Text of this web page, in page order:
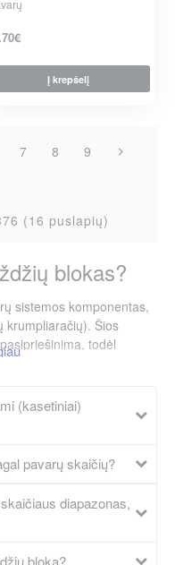
Į krepšelį
7 8 9
(16 puslapių)
blokas?
sistemos komponentas,
krumpliaračių). Šios
todėl
ar išlaikyti pastovų greitį
įtaką važiavimo
efektyvumui.
žvaigždutė turi
pritaikyti pavarą prie
rato stebulės.
(kasetiniai)
pavarų skaičių?
diapazonas,
bloką?